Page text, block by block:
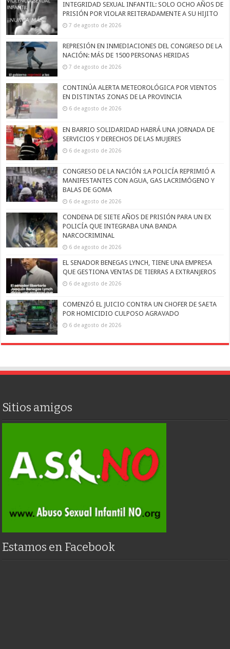
INTEGRIDAD SEXUAL INFANTIL: SOLO OCHO AÑOS DE
PRISIÓN POR VIOLAR REITERADAMENTE A SU HIJITO
7 de agosto de 2026
REPRESIÓN EN INMEDIACIONES DEL CONGRESO DE LA
NACIÓN: MÁS DE 1500 PERSONAS HERIDAS
7 de agosto de 2026
CONTINÚA ALERTA METEOROLÓGICA POR VIENTOS
EN DISTINTAS ZONAS DE LA PROVINCIA
6 de agosto de 2026
EN BARRIO SOLIDARIDAD HABRÁ UNA JORNADA DE
SERVICIOS Y DERECHOS DE LAS MUJERES
6 de agosto de 2026
CONGRESO DE LA NACIÓN :LA POLICÍA REPRIMIÓ A
MANIFESTANTES CON AGUA, GAS LACRIMÓGENO Y
BALAS DE GOMA
6 de agosto de 2026
CONDENA DE SIETE AÑOS DE PRISIÓN PARA UN EX
POLICÍA QUE INTEGRABA UNA BANDA
NARCOCRIMINAL
6 de agosto de 2026
EL SENADOR BENEGAS LYNCH, TIENE UNA EMPRESA
QUE GESTIONA VENTAS DE TIERRAS A EXTRANJEROS
6 de agosto de 2026
COMENZÓ EL JUICIO CONTRA UN CHOFER DE SAETA
POR HOMICIDIO CULPOSO AGRAVADO
6 de agosto de 2026
Sitios amigos
Estamos en Facebook